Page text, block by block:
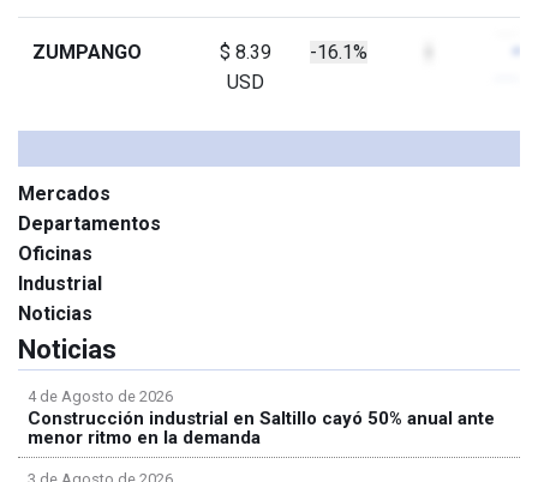
Mercados
Departamentos
Oficinas
Industrial
Noticias
ZUMPANGO
$ 8.39
USD
-16.1%
Noticias
4 de Agosto de 2026
Construcción industrial en Saltillo cayó 50% anual ante
menor ritmo en la demanda